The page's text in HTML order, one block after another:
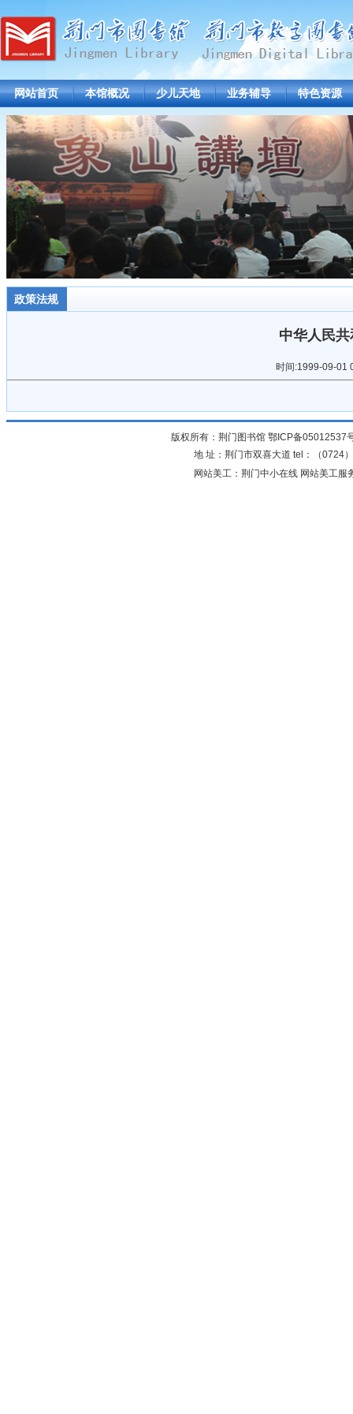
网站首页 本馆概况 少儿天地 业务辅导 特色资源
政策法规
中华人民
时间:1999-09-
版权所有：荆门图书馆 鄂ICP备05012537
地 址：荆门市双喜大道 tel：（0724
网站美工：荆门中小在线 网站美工